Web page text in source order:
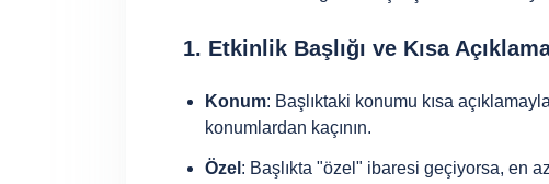
1. Etkinlik Başlığı ve Kısa
Konum: Başlıktaki konumu kısa
konumlardan kaçının.
Özel : Başlıkta "özel" ibaresi geçiyorsa, en